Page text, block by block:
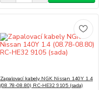
Zapalovací kabely NGK Nissan 140Y 1.4
(08.78-08.80) RC-HE32 9105 (sada)